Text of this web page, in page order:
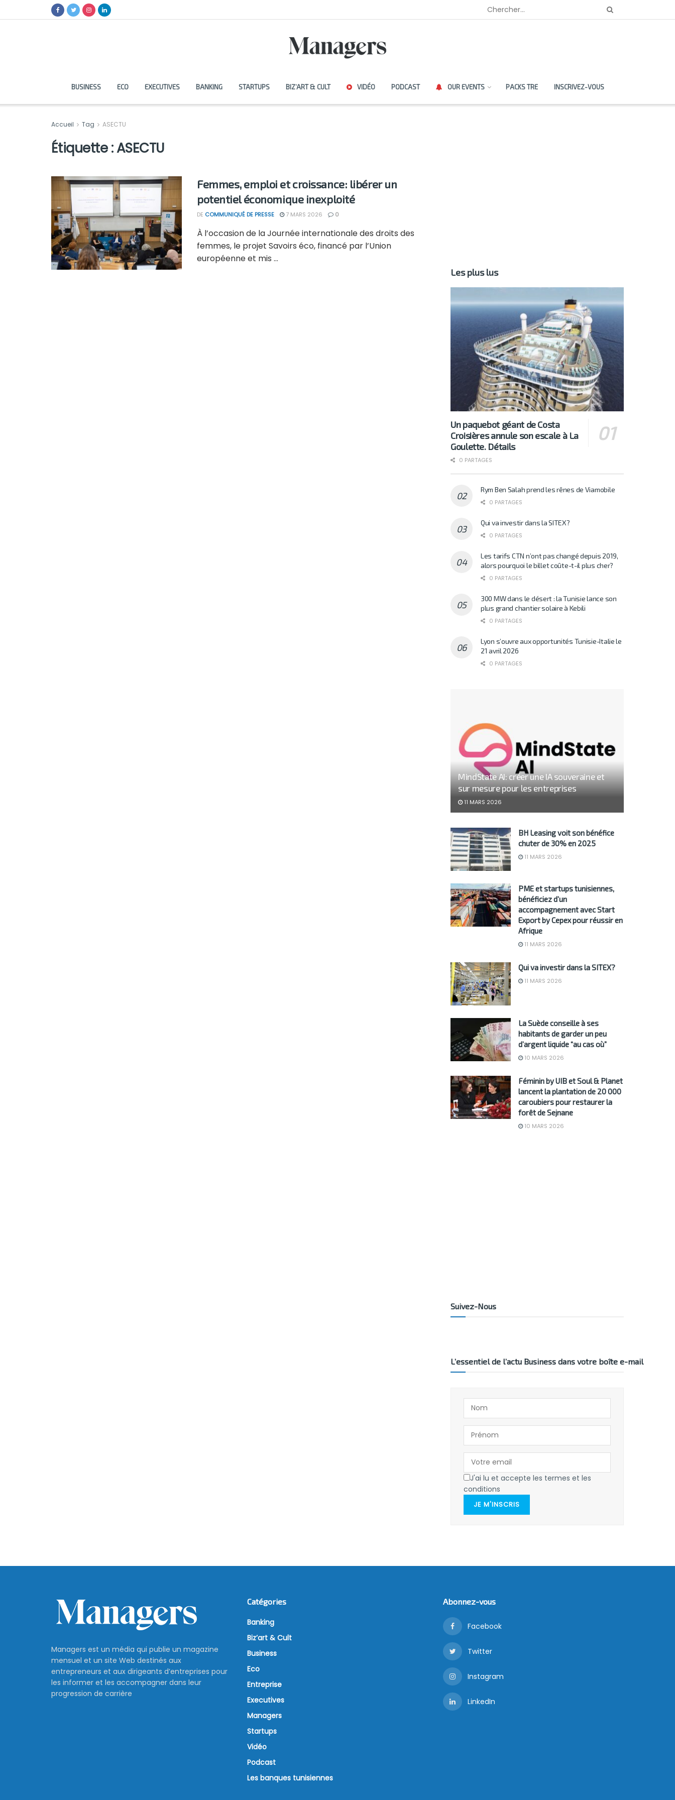
BUSINESS ECO EXECUTIVES BANKING STARTUPS BIZ’ART & CULT VIDÉO PODCAST OUR EVENTS PACKS TRE INSCRIVEZ-VOUS
Accueil Tag ASECTU
Étiquette :ASECTU
Femmes, emploi et croissance: libérer un
potentiel économique inexploité
DE COMMUNIQUÉ DE PRESSE 7 MARS 2026 0
À l’occasion de la Journée internationale des droits des
femmes, le projet Savoirs éco, financé par l’Union
européenne et mis ...
Les plus lus
Un paquebot géant de Costa
Croisières annule son escale à La
Goulette. Détails
0 PARTAGES
Rym Ben Salah prend les rênes de Viamobile
0 PARTAGES
Qui va investir dans la SITEX?
0 PARTAGES
Les tarifs CTN n’ont pas changé depuis 2019,
alors pourquoi le billet coûte-t-il plus cher?
0 PARTAGES
300 MW dans le désert : la Tunisie lance son
plus grand chantier solaire à Kebili
0 PARTAGES
Lyon s’ouvre aux opportunités Tunisie-Italie le
21 avril 2026
0 PARTAGES
MindState AI: créer une IA souveraine et
sur mesure pour les entreprises
11 MARS 2026
BH Leasing voit son bénéfice
chuter de 30% en 2025
11 MARS 2026
PME et startups tunisiennes,
bénéficiez d’un
accompagnement avec Start
Export by Cepex pour réussir en
Afrique
11 MARS 2026
Qui va investir dans la SITEX?
11 MARS 2026
La Suède conseille à ses
habitants de garder un peu
d’argent liquide “au cas où”
10 MARS 2026
Féminin by UIB et Soul & Planet
lancent la plantation de 20 000
caroubiers pour restaurer la
forêt de Sejnane
10 MARS 2026
Suivez-Nous
L’essentiel de l’actu Business dans votre boîte e-mail
J'ai lu et accepte les termes et les
conditions
JE M'INSCRIS
Managers est un média qui publie un magazine
mensuel et un site Web destinés aux
entrepreneurs et aux dirigeants d’entreprises pour
les informer et les accompagner dans leur
progression de carrière
Catégories
Banking
Biz’art & Cult
Business
Eco
Entreprise
Executives
Managers
Startups
Vidéo
Podcast
Les banques tunisiennes
Abonnez-vous
Facebook
Twitter
Instagram
LinkedIn